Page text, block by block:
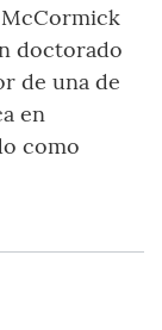
doctorado
de una de
en
como